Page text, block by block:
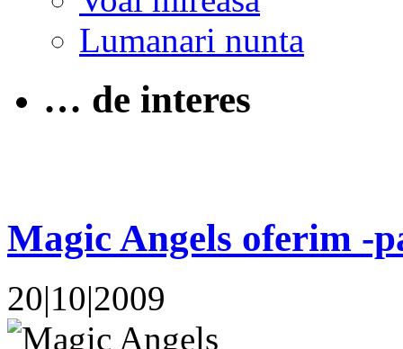
Lumanari nunta
… de interes
Magic Angels oferim -
20|10|2009